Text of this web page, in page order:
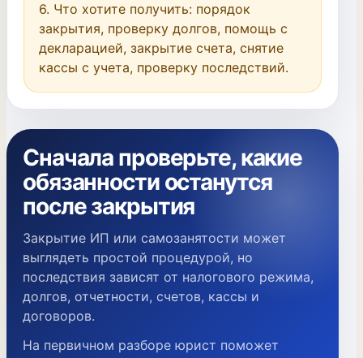
6. Что хотите получить: порядок
закрытия, проверку долгов, помощь с
декларацией, закрытие счета, снятие
кассы с учета, проверку последствий.
Сначала проверьте, какие
обязанности останутся
после закрытия
Закрытие ИП или самозанятости может
выглядеть простой процедурой, но
последствия зависят от налогового режима,
долгов, отчетности, счетов, кассы и
договоров.
На первичном разборе юрист поможет